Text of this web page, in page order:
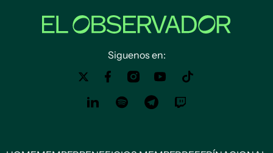
Siguenos en: